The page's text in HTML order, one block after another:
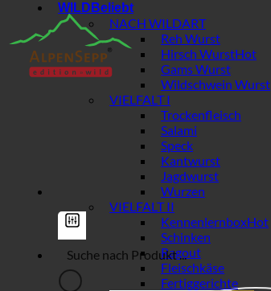
WILD
NACH WILDART
Reh Wurst
Hirsch Wurst
Gams Wurst
Wildschwein Wurst
VIELFALT I
Trockenfleisch
Salami
Speck
Kantwurst
Jagdwurst
Wurzen
VIELFALT II
Kennenlernbox
Schinken
Ragout
Fleischkäse
Fertiggerichte